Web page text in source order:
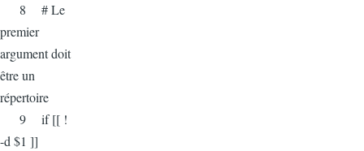
8 # Le
premier
argument doit
être un
répertoire
9 if [[ !
-d $1 ]]